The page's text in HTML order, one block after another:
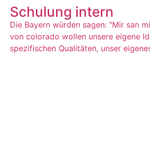
Schulung intern
Die Bayern würden sagen: "Mir san
von colorado wollen unsere eigene
spezifischen Qualitäten, unser